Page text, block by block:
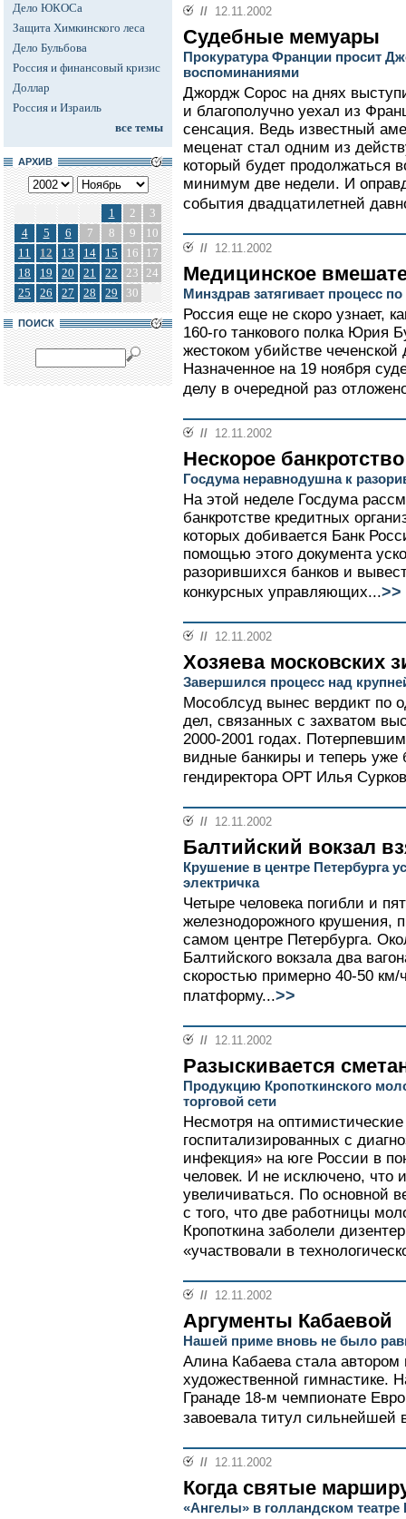
Дело ЮКОСа
Защита Химкинского леса
Дело Бульбова
Россия и финансовый кризис
Доллар
Россия и Израиль
все темы
АРХИВ
1 2
3
4
5 6 7 8 9
10
11
12 13 14 15 16
17
18
19 20 21 22 23 24
25
26 27 28 29 30
ПОИСК
// 12.11.2002
Судебные мемуары
Прокуратура Франции просит
воспоминаниями
Джордж Сорос на днях
и благополучно уехал из
сенсация. Ведь известный
меценат стал одним из
который будет продолжаться
минимум две недели. И
события двадцатилетней
// 12.11.2002
Медицинское
Минздрав затягивает процесс
Россия еще не скоро узнает,
160-го танкового полка Юрия
жестоком убийстве
Назначенное на 19 ноября
делу в очередной раз
// 12.11.2002
Нескорое банкротство
Госдума неравнодушна к
На этой неделе Госдума
банкротстве кредитных
которых добивается Банк
помощью этого документа
разорившихся банков и
конкурсных управляющих...>>
// 12.11.2002
Хозяева московских
Завершился процесс над
Мособлсуд вынес вердикт по
дел, связанных с захватом
2000-2001 годах.
видные банкиры и теперь
гендиректора ОРТ Илья
// 12.11.2002
Балтийский вокзал
Крушение в центре Петербурга
электричка
Четыре человека погибли и
железнодорожного крушения,
самом центре Петербурга.
Балтийского вокзала два
скоростью примерно 40-50
платформу...>>
// 12.11.2002
Разыскивается
Продукцию Кропоткинского
торговой сети
Несмотря на
госпитализированных с
инфекция» на юге России в
человек. И не исключено, что
увеличиваться. По основной
с того, что две работницы
Кропоткина заболели
«участвовали в
// 12.11.2002
Аргументы Кабаевой
Нашей приме вновь не было
Алина Кабаева стала автором
художественной гимнастике.
Гранаде 18-м чемпионате
завоевала титул сильнейшей
// 12.11.2002
Когда святые
«Ангелы» в голландском театре